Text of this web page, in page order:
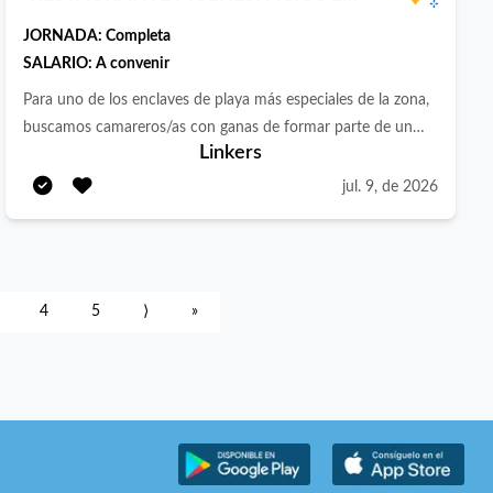
JORNADA: Completa
SALARIO: A convenir
Para uno de los enclaves de playa más especiales de la zona,
buscamos camareros/as con ganas de formar parte de un
equipo dinámico y con buen ambiente desde el primer día. El
servicio que queremos ofrecer es cercano, desenfadado y
complementan entre sí, y tu papel será clave para acompañar
solo un deseo, sino una realidad. Si te apasiona el trato con el
cliente, te adaptas bien a ritmos dinámicos y estás buscando
Linkers
jul. 9, de 2026
4 5 ⟩ »